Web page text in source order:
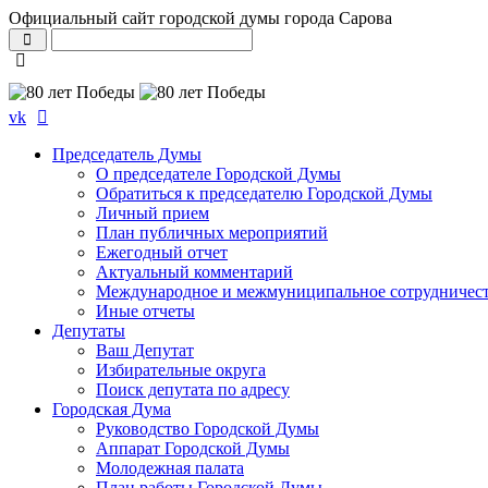
Официальный сайт городской думы города Сарова
vk
Председатель Думы
О председателе Городской Думы
Обратиться к председателю Городской Думы
Личный прием
План публичных мероприятий
Ежегодный отчет
Актуальный комментарий
Международное и межмуниципальное
Иные отчеты
Депутаты
Ваш Депутат
Избирательные округа
Поиск депутата по адресу
Городская Дума
Руководство Городской Думы
Аппарат Городской Думы
Молодежная палата